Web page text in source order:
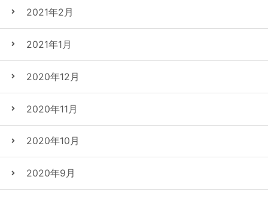
2021年2月
2021年1月
2020年12月
2020年11月
2020年10月
2020年9月